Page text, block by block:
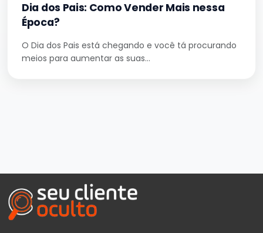
Dia dos Pais: Como Vender Mais nessa
Época?
O Dia dos Pais está chegando e você tá procurando
meios para aumentar as suas…